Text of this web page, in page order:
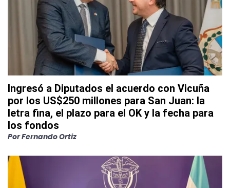
Ingresó a Diputados el acuerdo con Vicuña
por los US$250 millones para San Juan: la
letra fina, el plazo para el OK y la fecha para
los fondos
PorFernando Ortiz